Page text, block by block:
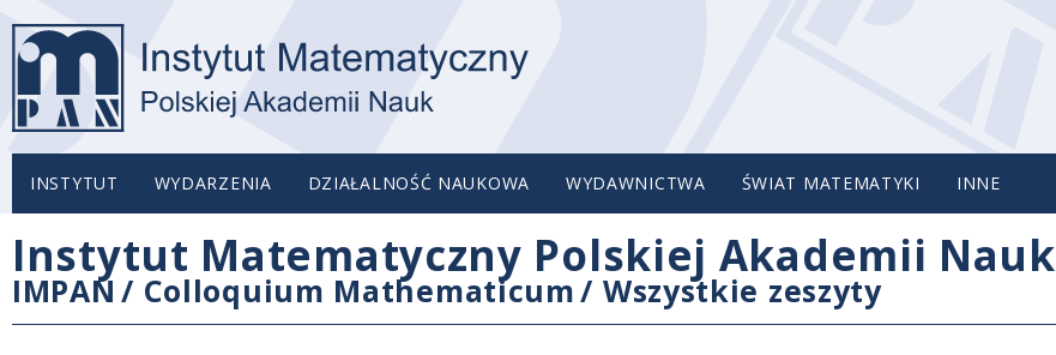
INSTYTUT WYDARZENIA DZIAŁALNOŚĆ NAUKOWA WYDAWNICTWA ŚWIAT MATEMATYKI INNE
Instytut Matematyczny Polskiej Akademii Nauk
IMPAN / Colloquium Mathematicum/ Wszystkie zeszyty